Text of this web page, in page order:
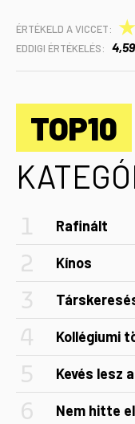
ÉRTÉKELD A VICCET: ★
EDDIGI ÉRTÉKELÉS: 4,59
TOP10
Rafinált
Kínos
Kollégiumi
Kevés lesz
Nem hitte el